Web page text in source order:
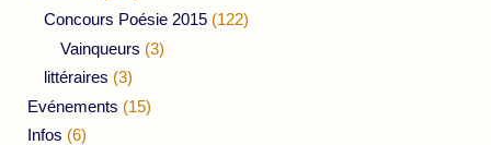
Concours Poésie 2015 (122)
Vainqueurs (3)
littéraires (3)
Evénements (15)
Infos (6)